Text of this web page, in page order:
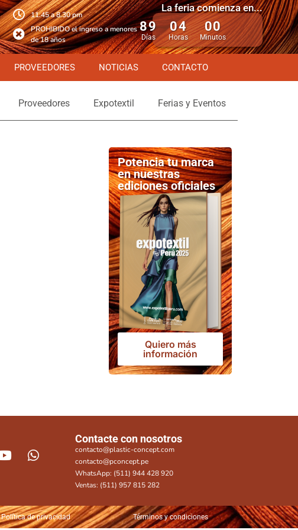
11.45 a 8.30 pm
PROHIBIDO el ingreso a menores
de 18 años
La feria comienza en...
89
Días
04
Horas
00
Minutos
PROVEEDORES NOTICIAS CONTACTO
Proveedores Expotextil Ferias y Eventos
Potencia tu marca
en nuestras
ediciones oficiales
Quiero más
información
Contacte con nosotros
contacto@plastic-concept.com
contacto@pconcept.pe
WhatsApp: (511) 944 428 920
Ventas: (511) 957 815 282
Política de privacidad Términos y condiciones